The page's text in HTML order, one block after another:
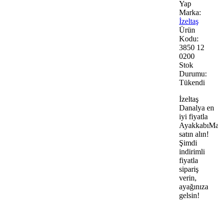
Yap
Marka:
İzeltaş
Ürün
Kodu:
3850 12
0200
Stok
Durumu:
Tükendi
İzeltaş
Danalya en
iyi fiyatla
satın alın!
Şimdi
indirimli
fiyatla
sipariş
verin,
ayağınıza
gelsin!